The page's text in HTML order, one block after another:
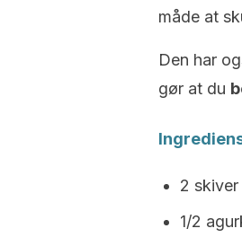
måde at
Den har
gør at du
2
1/2